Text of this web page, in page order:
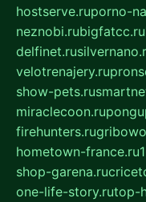
hostserve.ruporno-
neznobi.rubigfatcc.ru
delfinet.ru
velotrenajery.ru
show-pets.ru
miraclecoon.ru
firehunters.ru
hometown-france.ru
shop-garena.ru
one-life-story.rutop-